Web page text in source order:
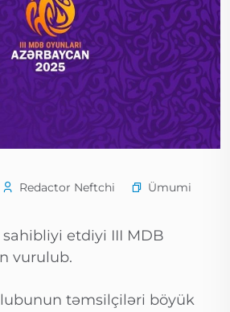
Redactor Neftchi
Ümumi
sahibliyi etdiyi III MDB
vurulub.
təmsilçiləri böyük